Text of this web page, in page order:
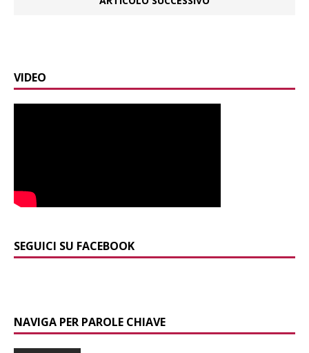
VIDEO
SEGUICI SU FACEBOOK
NAVIGA PER PAROLE CHIAVE